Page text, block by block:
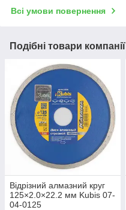
Всі умови повернення
Подібні товари компанії
Відрізний алмазний круг
125×2.0×22.2 мм Kubis 07-
04-0125